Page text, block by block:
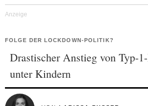
FOLGE DER LOCKDOWN-POLITIK?
Drastischer Anstieg von Typ-
unter Kindern